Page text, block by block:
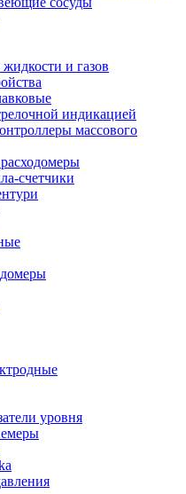
и газов
индикацией
массового
счетчики
уровня